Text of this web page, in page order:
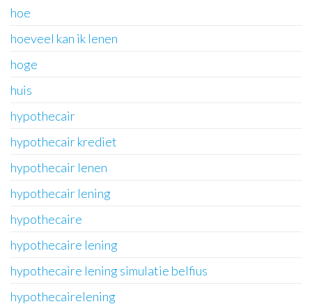
hoe
hoeveel kan ik lenen
hoge
huis
hypothecair
hypothecair krediet
hypothecair lenen
hypothecair lening
hypothecaire
hypothecaire lening
hypothecaire lening simulatie belfius
hypothecairelening